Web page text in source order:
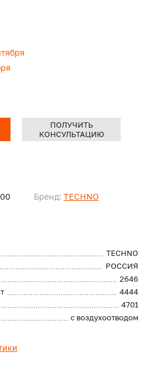
Бренд: TECHNO
TECHNO
РОССИЯ
2646
4444
4701
с воздухоотводом
ПОЛУЧИТЬ
КОНСУЛЬТАЦИЮ